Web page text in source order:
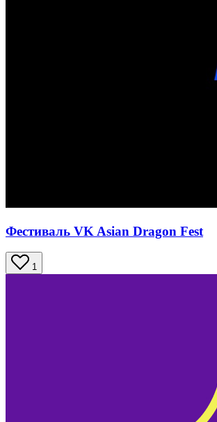
Фестиваль VK Asian Dragon Fest
1